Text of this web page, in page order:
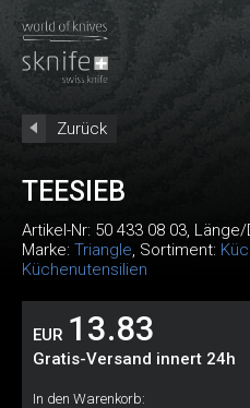
Zurück
TEESIEB
Artikel-Nr: 50 433 08 03,
Marke: Triangle, Sortiment:
Küchenutensilien
EUR 13.83
Gratis-Versand innert 24h
In den Warenkorb: